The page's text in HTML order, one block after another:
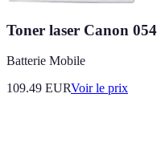
Toner laser Canon
Batterie Mobile
109.49 EURVoir le prix